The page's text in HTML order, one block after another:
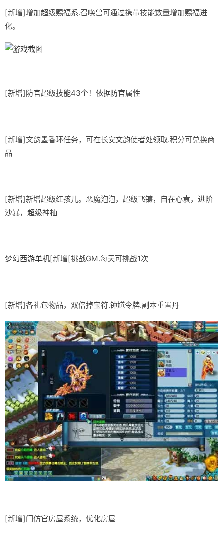
[新增]增加超级赐福系.召唤兽可通过携带技能数量增加赐福进
化。
[新增]防官超级技能43个！依据防官属性
[新增]文韵墨香环任务，可在长安文韵使者处领取.积分可兑换商
品
[新增]新增超级红孩儿。恶魔泡泡，超级飞镰，自在心袁，进阶
沙暴，超级神柚
梦幻西游单机[新增[挑战GM.每天可挑战1次
[新增]各礼包物品，双倍掉宝符.钟馗令牌.副本重置丹
[新增]门仿官房屋系统，优化房屋